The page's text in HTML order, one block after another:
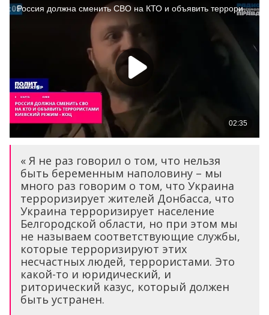
« Я не раз говорил о том, что нельзя
быть беременным наполовину – мы
много раз говорим о том, что Украина
терроризирует жителей Донбасса, что
Украина терроризирует население
Белгородской области, но при этом мы
не называем соответствующие службы,
которые терроризируют этих
несчастных людей, террористами. Это
какой-то и юридический, и
риторический казус, который должен
быть устранен.